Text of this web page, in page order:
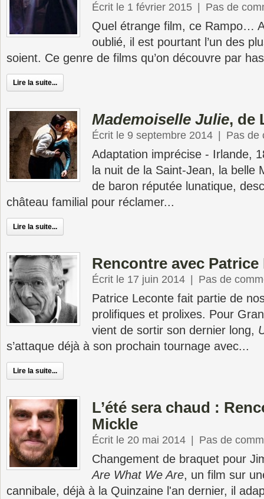
Écrit le 1 février 2015 Pas de
Quel étrange film, ce Rampo…
oublié, il est pourtant l’un des
soient. Ce genre de films qu’on découvre par
Lire la suite...
Mademoiselle Julie, de
Écrit le 9 septembre 2014 Pas de
Adaptation imprécise - Irlande,
la nuit de la Saint-Jean, la belle
de baron réputée lunatique,
château familial pour réclamer...
Lire la suite...
Rencontre avec
Écrit le 17 juin 2014 Pas de
Patrice Leconte fait partie de
prolifiques et prolixes. Pour
vient de sortir son dernier long,
s’attaque déjà à son prochain tournage avec...
Lire la suite...
L’été sera chaud :
Mickle
Écrit le 20 mai 2014 Pas de
Changement de braquet pour
Are What We Are, un film sur
cannibale, déjà à la Quinzaine l'an dernier, il